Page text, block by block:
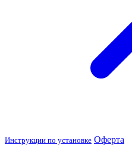
Инструкции по установке Оферта